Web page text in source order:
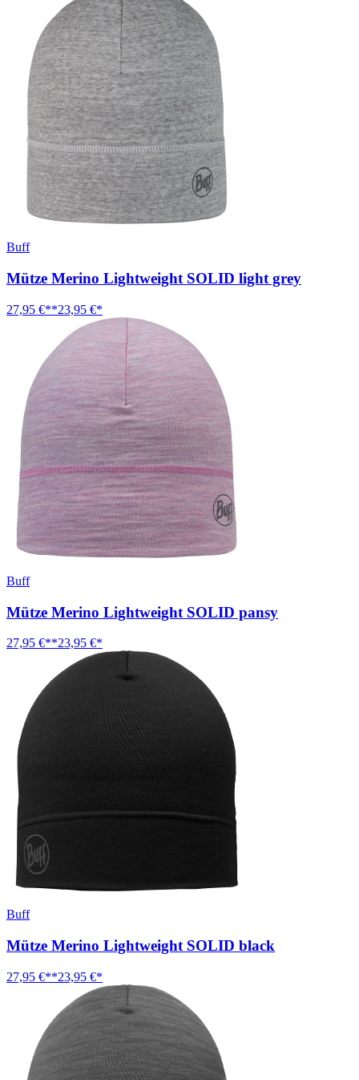
Buff
Mütze Merino Lightweight SOLID light grey
27,95 €**23,95 €*
Buff
Mütze Merino Lightweight SOLID pansy
27,95 €**23,95 €*
Buff
Mütze Merino Lightweight SOLID black
27,95 €**23,95 €*